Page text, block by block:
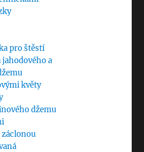
pro štěstí
jahodového a
květy
džemu
záclonou